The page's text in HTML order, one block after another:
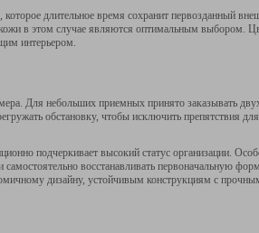
длительное время сохранит первозданный
в этом случае являются оптимальным выбором.
интерьером.
Для небольших приемных принято заказывать
обстановку, чтобы исключить препятствия
подчеркивает высокий статус организации.
восстанавливать первоначальную
дизайну, устойчивым конструкциям с